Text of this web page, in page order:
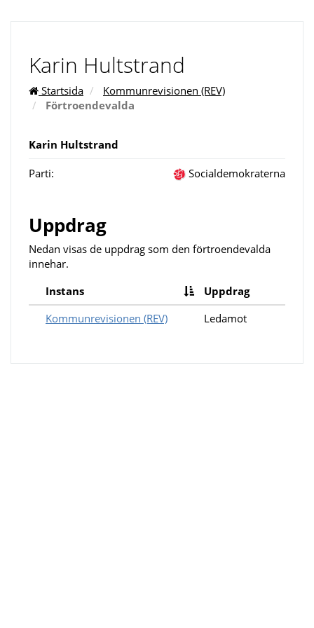
Karin Hultstrand
Startsida
Kommunrevisionen (REV)
Förtroendevalda
Karin Hultstrand
Socialdemokraterna
Parti:
Uppdrag
Nedan visas de uppdrag som den förtroendevalda
innehar.
Instans
Uppdrag
Kommunrevisionen (REV)
Ledamot